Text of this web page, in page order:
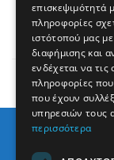
Θα
επισκεψιμότητά
πληροφορίες
ιστότοπού μας
διαφήμισης και
ενδέχεται να
πληροφορίες
που έχουν
υπηρεσιών τους
περισσότερα